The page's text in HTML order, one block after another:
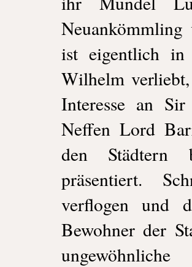
Neuankömmling
ist eigentlich in
Wilhelm
Interesse an
Neffen Lord
den Städtern
präsentiert.
verflogen und
Bewohner der